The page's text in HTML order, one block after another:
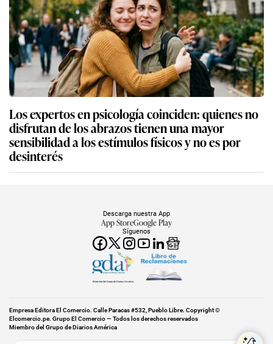
Los expertos en psicología coinciden: quienes no
disfrutan de los abrazos tienen una mayor
sensibilidad a los estímulos físicos y no es por
desinterés
Síguenos
Descarga nuestra App
App StoreGoogle Play
Miembro del Grupo de Diarios América
Empresa Editora El Comercio. Calle Paracas #532, Pueblo Libre. Copyright ©
Elcomercio.pe. Grupo El Comercio — Todos los derechos reservados
Miembro del Grupo de Diarios América